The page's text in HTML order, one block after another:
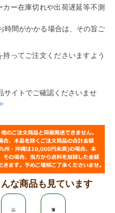
ー在庫切れや出荷遅延等不測
間がかかる場合は、その旨ご
ってご注文くださいますよう
サイトでご確認くださいませ
な商品も見ています